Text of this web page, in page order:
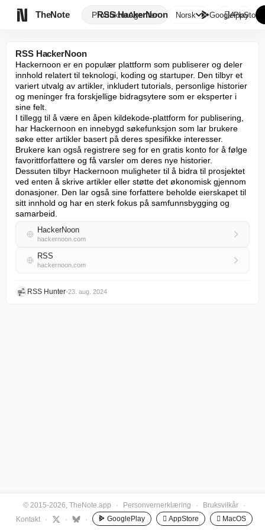
TheNote ProdukterAgenter
RSS HackerNoon Norsk GooglePlay
AppStore
RSS HackerNoon
Hackernoon er en populær plattform som publiserer og deler
innhold relatert til teknologi, koding og startuper. Den tilbyr et
variert utvalg av artikler, inkludert tutorials, personlige historier
og meninger fra forskjellige bidragsytere som er eksperter i
sine felt.
I tillegg til å være en åpen kildekode-plattform for publisering,
har Hackernoon en innebygd søkefunksjon som lar brukere
søke etter artikler basert på deres spesifikke interesser.
Brukere kan også registrere seg for en gratis konto for å følge
favorittforfattere og få varsler om deres nye historier.
Dessuten tilbyr Hackernoon muligheter til å bidra til prosjektet
ved enten å skrive artikler eller støtte det økonomisk gjennom
donasjoner. Den lar også sine forfattere beholde eierskapet til
sitt innhold og har en sterk fokus på samfunnsbygging og
samarbeid.
HackerNoon
hackernoon.com
RSS
hackernoon.com
RSS Hunter•23. aug. 2024
© 2015-2026, TheNote.app · Personvernerklæring · Bruksvilkår
·
Kontakt
· · · GooglePlay  AppStore  MacOS